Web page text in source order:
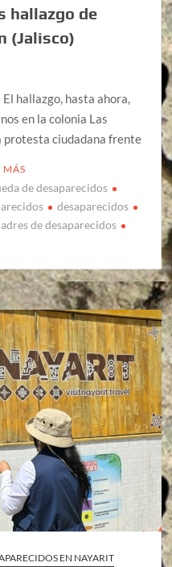
hallazgo de
(Jalisco)
hallazgo, hasta ahora,
en la colonia Las
protesta ciudadana frente
MÁS
de desaparecidos
desaparecidos
de desaparecidos
EN NAYARIT